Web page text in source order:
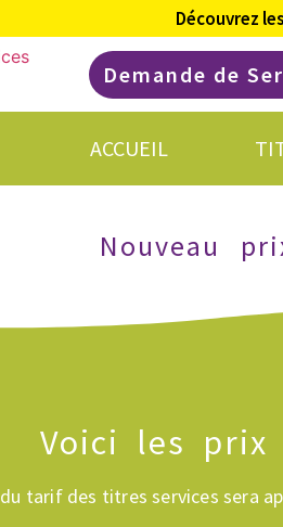
Découvrez les
Demande de
ACCUEIL
Nouveau
Voici les prix
tarif des titres services sera